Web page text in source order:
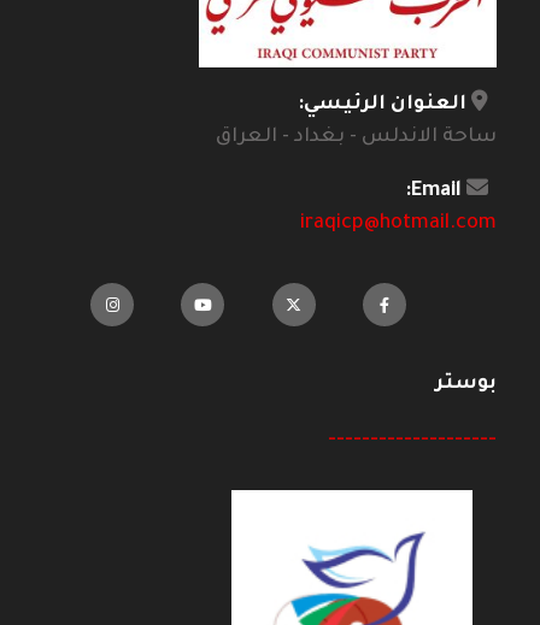
العنوان الرئيسي:
ساحة الاندلس - بغداد - العراق
Email:
iraqicp@hotmail.com
بوستر
--------------------